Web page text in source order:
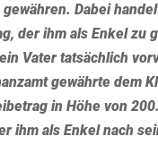
Dabei
der ihm als Enkel zu
Vater tatsächlich
gewährte dem
in Höhe von
ihm als Enkel nach